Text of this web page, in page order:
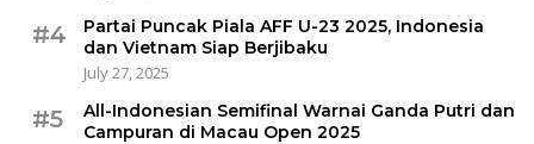
#4
Partai Puncak Piala AFF U-23 2025, Indonesia
dan Vietnam Siap Berjibaku
July 27, 2025
#5
All-Indonesian Semifinal Warnai Ganda Putri dan
Campuran di Macau Open 2025